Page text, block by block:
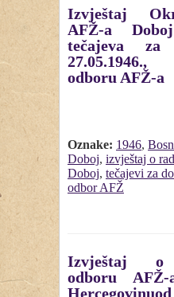
Izvještaj
AFŽ-a
tečajeva za
odboru AFŽ-a
Oznake: 1946,
Doboj, izvještaj o
Doboj, tečajevi za
odbor AFŽ
Izvještaj o
odboru